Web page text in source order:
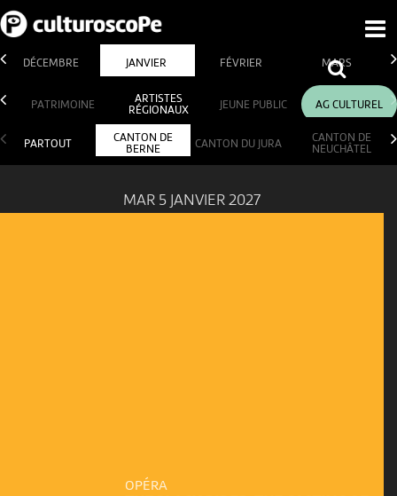
DÉCEMBRE JANVIER FÉVRIER MARS
PATRIMOINE
ARTISTES
RÉGIONAUX
JEUNE PUBLIC AG CULTUREL
PARTOUT
CANTON DE
BERNE
CANTON DU JURA
CANTON DE
NEUCHÂTEL
MAR 5 JANVIER 2027
OPÉRA